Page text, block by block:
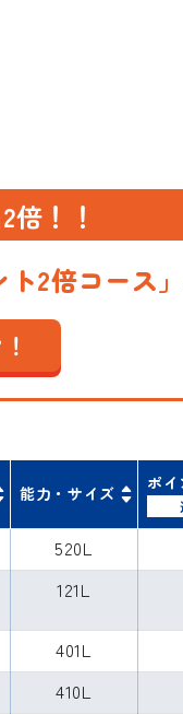
！！
ト2倍コース」
能力・サイズ ポ
520L
121L
401L
410L